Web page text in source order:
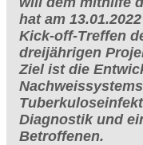
hat am
Kick-off-Treffen
dreijährigen
Ziel ist die
Diagnostik und
Betroffenen.